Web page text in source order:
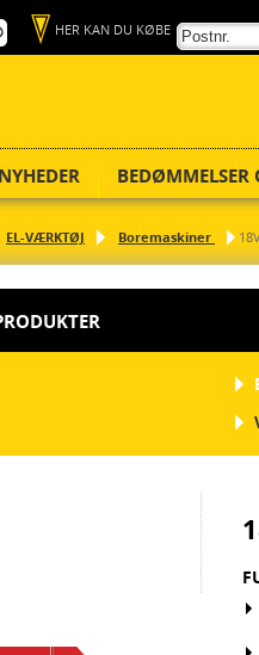
HER KAN DU KØBE
BEDØMMELSER
EL-VÆRKTØJ Boremaskiner